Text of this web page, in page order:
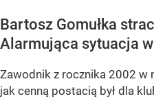
Bartosz Gomułka
Alarmująca sytuacja
Zawodnik z rocznika 2002 w
jak cenną postacią był dla